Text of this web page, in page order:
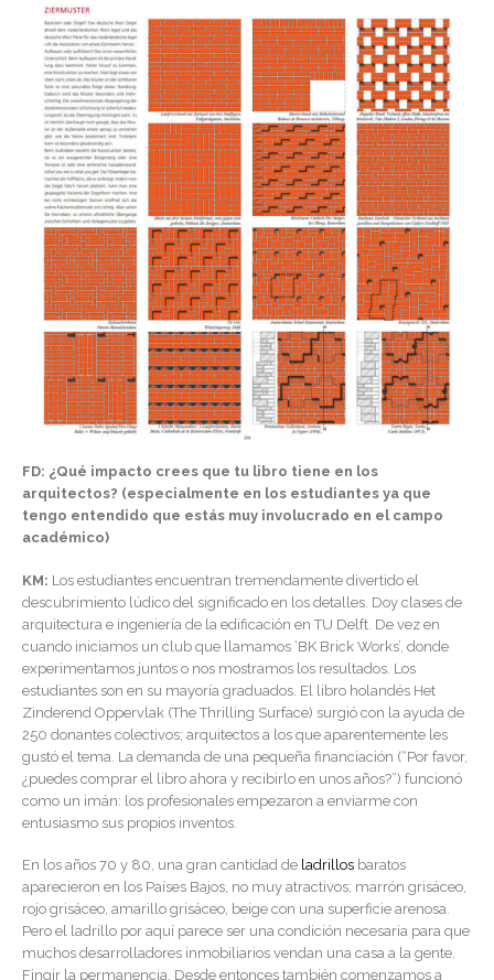
FD: ¿Qué impacto crees que tu libro tiene en los
arquitectos? (especialmente en los estudiantes ya que
tengo entendido que estás muy involucrado en el campo
académico)
KM: Los estudiantes encuentran tremendamente divertido el
descubrimiento lúdico del significado en los detalles. Doy clases de
arquitectura e ingeniería de la edificación en TU Delft. De vez en
cuando iniciamos un club que llamamos ‘BK Brick Works’, donde
experimentamos juntos o nos mostramos los resultados. Los
estudiantes son en su mayoría graduados. El libro holandés Het
Zinderend Oppervlak (The Thrilling Surface) surgió con la ayuda de
250 donantes colectivos; arquitectos a los que aparentemente les
gustó el tema. La demanda de una pequeña financiación (“Por favor,
¿puedes comprar el libro ahora y recibirlo en unos años?”) funcionó
como un imán: los profesionales empezaron a enviarme con
entusiasmo sus propios inventos.
En los años 70 y 80, una gran cantidad de ladrillos baratos
aparecieron en los Países Bajos, no muy atractivos; marrón grisáceo,
rojo grisáceo, amarillo grisáceo, beige con una superficie arenosa.
Pero el ladrillo por aquí parece ser una condición necesaria para que
muchos desarrolladores inmobiliarios vendan una casa a la gente.
Fingir la permanencia. Desde entonces también comenzamos a